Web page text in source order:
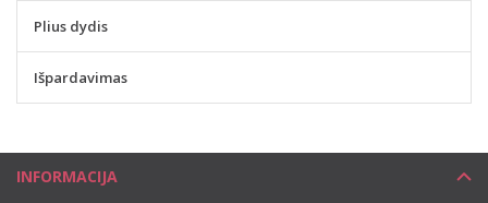
Plius dydis
Išpardavimas
INFORMACIJA